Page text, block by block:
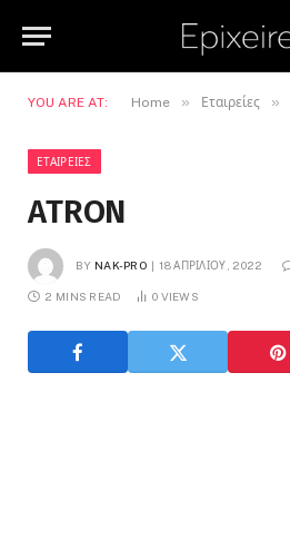
YOU ARE AT: Home » Εταιρείες »
ΕΤΑΙΡΕΊΕΣ
ATRON
BY NAK-PRO 18 ΑΠΡΙΛΊΟΥ, 2022
2 MINS READ 0 VIEWS